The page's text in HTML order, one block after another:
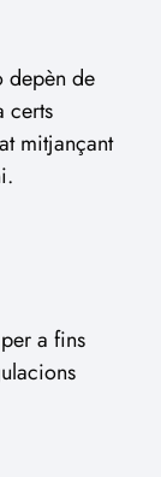
depèn de
certs
mitjançant
a fins